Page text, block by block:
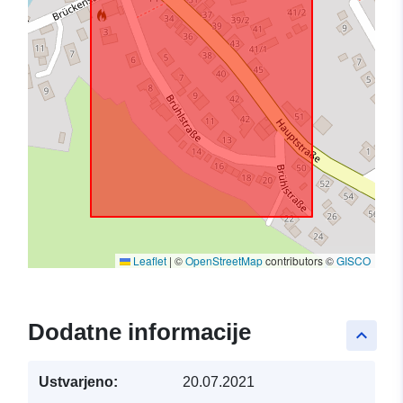
Leaflet | ©OpenStreetMapcontributors ©GISCO
keyboard_arrow_up
Dodatne informacije
Ustvarjeno: 20.07.2021